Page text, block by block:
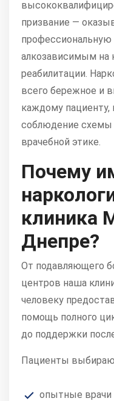
призвание —
алкозависимым на
реабилитации.
всего бережное и
каждому пациенту,
соблюдение схемы
врачебной этике.
Почему
клиника
Днепре?
От подавляющего
центров наша
человеку
помощь полного
до поддержки
Пациенты
опытные врачи